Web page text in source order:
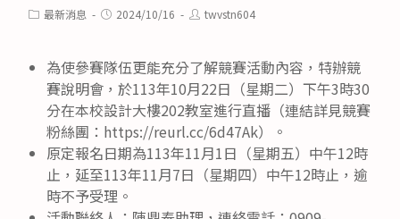
Post最新消息
Post2024/10/16
Posttwvstn604
為使參賽隊伍更能充分了解競賽活動內容，特辦競
賽說明會，於113年10月22日（星期二）下午3時30
分在本校設計大樓202教室進行直播（連結詳見競賽
粉絲團：https://reurl.cc/6d47Ak）。
原定報名日期為113年11月1日（星期五）中午12時
止，延至113年11月7日（星期四）中午12時止，逾
時不予受理。